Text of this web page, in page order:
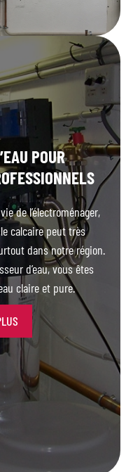
POUR
de l’électroménager,
calcaire peut très
dans notre région.
d’eau, vous êtes
claire et pure.